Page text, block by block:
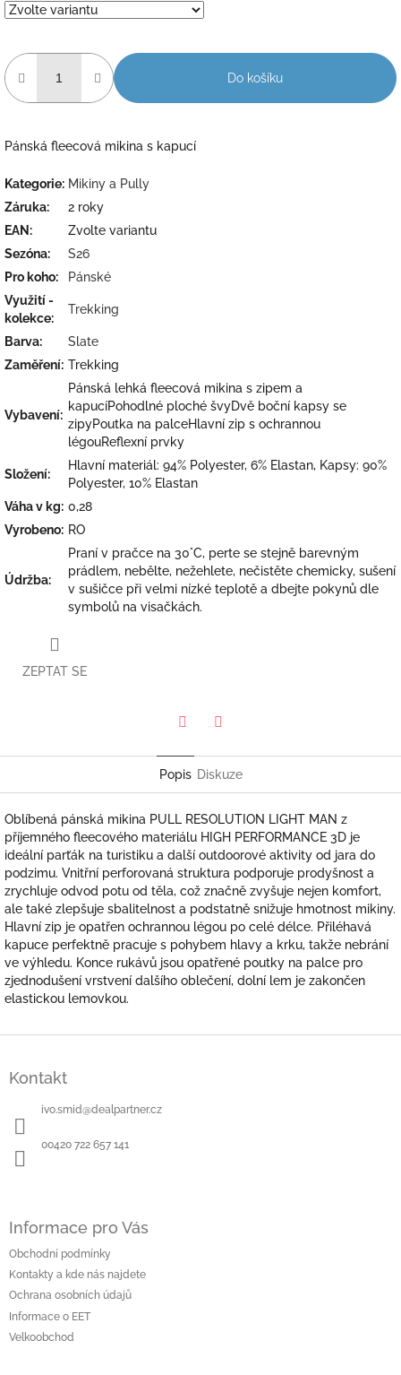
Do košíku
Pánská fleecová mikina s kapucí
Kategorie: Mikiny a Pully
Záruka:
2 roky
EAN :
Zvolte variantu
Sezóna:
S26
Pro koho:
Pánské
Využití -
kolekce:
Trekking
Barva:
Slate
Zaměření: Trekking
Vybavení:
Pánská lehká fleecová mikina s zipem a
kapucíPohodlné ploché švyDvě boční kapsy se
zipyPoutka na palceHlavní zip s ochrannou
légouReflexní prvky
Složení:
Hlavní materiál: 94% Polyester, 6% Elastan, Kapsy: 90%
Polyester, 10% Elastan
Váha v kg: 0,28
Vyrobeno: RO
Údržba:
Praní v pračce na 30°C, perte se stejně barevným
prádlem, nebělte, nežehlete, nečistěte chemicky, sušení
v sušičce při velmi nízké teplotě a dbejte pokynů dle
symbolů na visačkách.
ZEPTAT SE
Popis Diskuze
Oblíbená pánská mikina PULL RESOLUTION LIGHT MAN z
příjemného fleecového materiálu HIGH PERFORMANCE 3D je
ideální parťák na turistiku a další outdoorové aktivity od jara do
podzimu. Vnitřní perforovaná struktura podporuje prodyšnost a
zrychluje odvod potu od těla, což značně zvyšuje nejen komfort,
ale také zlepšuje sbalitelnost a podstatně snižuje hmotnost mikiny.
Hlavní zip je opatřen ochrannou légou po celé délce. Přiléhavá
kapuce perfektně pracuje s pohybem hlavy a krku, takže nebrání
ve výhledu. Konce rukávů jsou opatřené poutky na palce pro
zjednodušení vrstvení dalšího oblečení, dolní lem je zakončen
elastickou lemovkou.
Kontakt
ivo.smid@dealpartner.cz
00420 722 657 141
Informace pro Vás
Obchodní podmínky
Kontakty a kde nás najdete
Ochrana osobních údajů
Informace o EET
Velkoobchod